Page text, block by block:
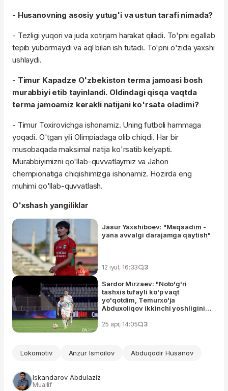
- Husanovning asosiy yutug'i va ustun tarafi nimada?
- Tezligi yuqori va juda xotirjam harakat qiladi. To'pni egallab
tepib yubormaydi va aql bilan ish tutadi. To'pni o'zida yaxshi
ushlaydi.
- Timur Kapadze O'zbekiston terma jamoasi bosh
murabbiyi etib tayinlandi. Oldindagi qisqa vaqtda
terma jamoamiz kerakli natijani ko'rsata oladimi?
- Timur Toxirovichga ishonamiz. Uning futboli hammaga
yoqadi. O'tgan yili Olimpiadaga olib chiqdi. Har bir
musobaqada maksimal natija ko'rsatib kelyapti.
Murabbiyimizni qo'llab-quvvatlaymiz va Jahon
chempionatiga chiqishimizga ishonamiz. Hozirda eng
muhimi qo'llab-quvvatlash.
O'xshash yangiliklar
Jasur Yaxshiboev: "Maqsadim -
yana avvalgi darajamga qaytish"
12 iyul, 16:33 3
Sardor Mirzaev: "Noto'g'ri
tashxis tufayli ko'p vaqt
yo'qotdim, Temurxo'ja
Abduxoliqov ikkinchi yoshligini
25 apr, 14:05 3
Lokomotiv Anzur Ismoilov Abduqodir Husanov
Iskandarov Abdulaziz
Muallif